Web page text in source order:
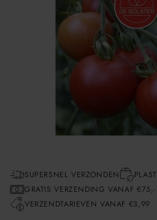
SUPERSNEL VERZONDEN
GRATIS VERZENDING VANAF €75,-
VERZENDTARIEVEN VANAF €3,99